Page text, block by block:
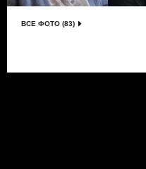
ВСЕ ФОТО (83)